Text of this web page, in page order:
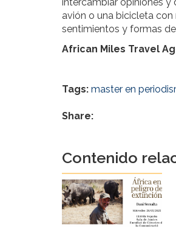
avión o una bicicleta
sentimientos y formas
African Miles Travel
Tags: master en
Share:
Contenido